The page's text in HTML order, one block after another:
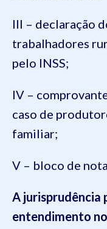
III – declaração
trabalhadores
pelo INSS;
IV –
caso de
familiar;
V – bloco de
A jurisprudência
entendimento